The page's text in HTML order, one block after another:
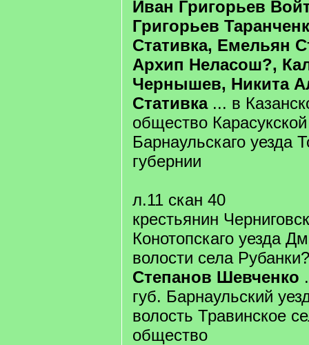
Иван Григорьев
Григорьев
Стативка, Емельян
Архип Неласош?,
Чернышев, Никита
Стативка... в
общество
Барнаульскаго уезда
губернии
л.11 скан 40
крестьянин
Конотопскаго уезда
волости села
Степанов Шевченко
губ. Барнаульский
волость Травинское
общество